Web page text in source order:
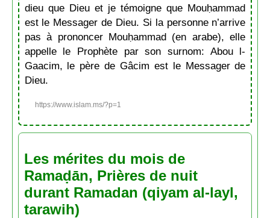
dieu que Dieu et je témoigne que Mouḥammad
est le Messager de Dieu. Si la personne n’arrive
pas à prononcer Mouḥammad (en arabe), elle
appelle le Prophète par son surnom: Abou l-
Gaacim, le père de Gâcim est le Messager de
Dieu.
https://www.islam.ms/?p=1
Les mérites du mois de
Ramaḍān, Prières de nuit
durant Ramadan (qiyam al-layl,
tarawih)